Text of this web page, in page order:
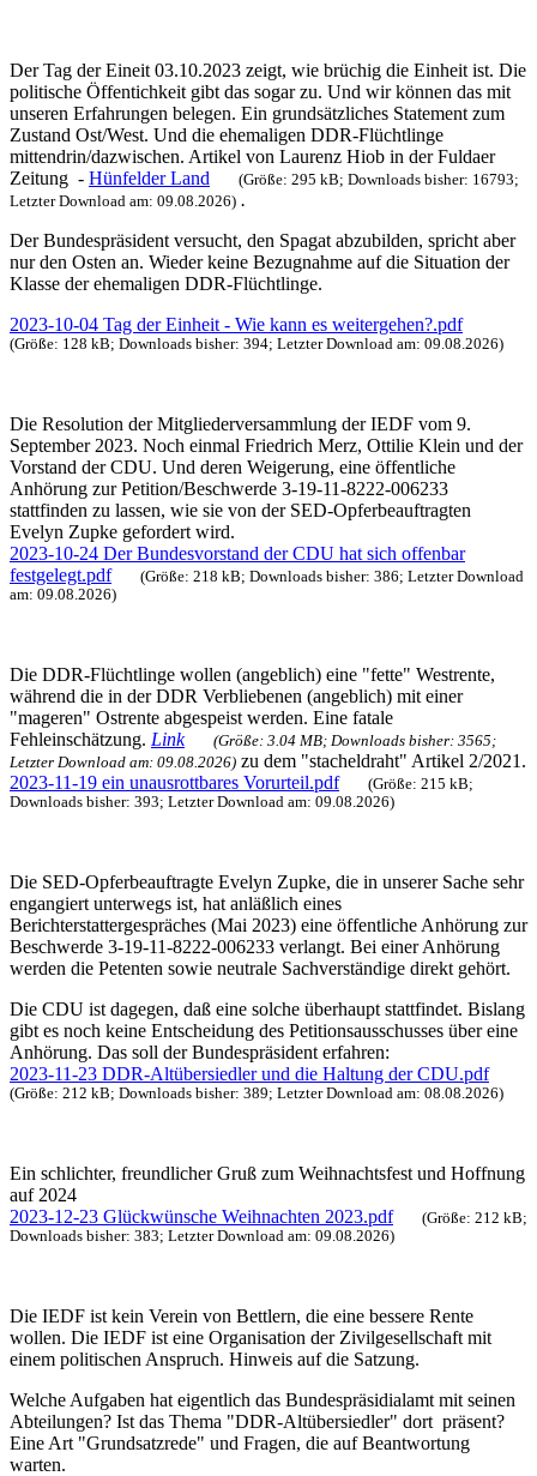
Der Tag der Eineit 03.10.2023 zeigt, wie brüchig die Einheit ist. Die
politische Öffentichkeit gibt das sogar zu. Und wir können das mit
unseren Erfahrungen belegen. Ein grundsätzliches Statement zum
Zustand Ost/West. Und die ehemaligen DDR-Flüchtlinge
mittendrin/dazwischen. Artikel von Laurenz Hiob in der Fuldaer
Zeitung - Hünfelder Land
(Größe: 295 kB; Downloads bisher: 16793;
Letzter Download am: 09.08.2026) .
Der Bundespräsident versucht, den Spagat abzubilden, spricht aber
nur den Osten an. Wieder keine Bezugnahme auf die Situation der
Klasse der ehemaligen DDR-Flüchtlinge.
2023-10-04 Tag der Einheit - Wie kann es weitergehen?.pdf
(Größe: 128 kB; Downloads bisher: 394; Letzter Download am: 09.08.2026)
Die Resolution der Mitgliederversammlung der IEDF vom 9.
September 2023. Noch einmal Friedrich Merz, Ottilie Klein und der
Vorstand der CDU. Und deren Weigerung, eine öffentliche
Anhörung zur Petition/Beschwerde 3-19-11-8222-006233
stattfinden zu lassen, wie sie von der SED-Opferbeauftragten
Evelyn Zupke gefordert wird.
2023-10-24 Der Bundesvorstand der CDU hat sich offenbar
festgelegt.pdf
(Größe: 218 kB; Downloads bisher: 386; Letzter Download
am: 09.08.2026)
Die DDR-Flüchtlinge wollen (angeblich) eine "fette" Westrente,
während die in der DDR Verbliebenen (angeblich) mit einer
"mageren" Ostrente abgespeist werden. Eine fatale
Fehleinschätzung. Link
(Größe: 3.04 MB; Downloads bisher: 3565;
Letzter Download am: 09.08.2026) zu dem "stacheldraht" Artikel 2/2021.
2023-11-19 ein unausrottbares Vorurteil.pdf
(Größe: 215 kB;
Downloads bisher: 393; Letzter Download am: 09.08.2026)
Die SED-Opferbeauftragte Evelyn Zupke, die in unserer Sache sehr
engangiert unterwegs ist, hat anläßlich eines
Berichterstattergespräches (Mai 2023) eine öffentliche Anhörung zur
Beschwerde 3-19-11-8222-006233 verlangt. Bei einer Anhörung
werden die Petenten sowie neutrale Sachverständige direkt gehört.
Die CDU ist dagegen, daß eine solche überhaupt stattfindet. Bislang
gibt es noch keine Entscheidung des Petitionsausschusses über eine
Anhörung. Das soll der Bundespräsident erfahren:
2023-11-23 DDR-Altübersiedler und die Haltung der CDU.pdf
(Größe: 212 kB; Downloads bisher: 389; Letzter Download am: 08.08.2026)
Ein schlichter, freundlicher Gruß zum Weihnachtsfest und Hoffnung
auf 2024
2023-12-23 Glückwünsche Weihnachten 2023.pdf
(Größe: 212 kB;
Downloads bisher: 383; Letzter Download am: 09.08.2026)
Die IEDF ist kein Verein von Bettlern, die eine bessere Rente
wollen. Die IEDF ist eine Organisation der Zivilgesellschaft mit
einem politischen Anspruch. Hinweis auf die Satzung.
Welche Aufgaben hat eigentlich das Bundespräsidialamt mit seinen
Abteilungen? Ist das Thema "DDR-Altübersiedler" dort präsent?
Eine Art "Grundsatzrede" und Fragen, die auf Beantwortung
warten.